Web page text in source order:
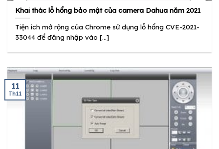
Khai thác lỗ hổng bảo mật của camera Dahua năm 2021
Tiện ích mở rộng của Chrome sử dụng lỗ hổng CVE-2021-
33044 để đăng nhập vào [...]
11
Th11